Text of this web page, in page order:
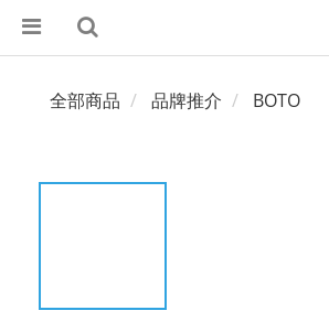
全部商品 品牌推介 BOTO